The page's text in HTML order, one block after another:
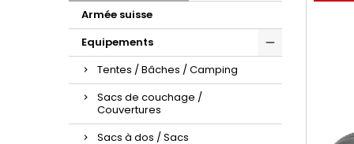
Armée suisse
Equipements
Tentes / Bâches / Camping
Sacs de couchage /
Couvertures
Sacs à dos / Sacs